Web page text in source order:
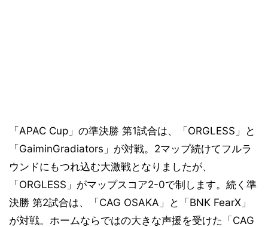
「APAC Cup」の準決勝 第1試合は、「ORGLESS」と
「GaiminGradiators」が対戦。2マップ続けてフルラ
ウンドにもつれ込む大激戦となりましたが、
「ORGLESS」がマップスコア2-0で制します。続く準
決勝 第2試合は、「CAG OSAKA」と「BNK FearX」
が対戦。ホームならではの大きな声援を受けた「CAG